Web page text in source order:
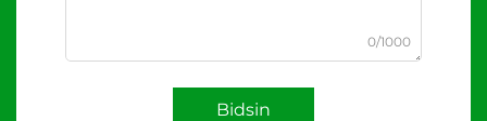
0/1000
Bidsin